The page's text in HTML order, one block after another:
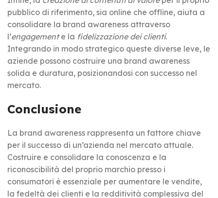
pubblico di riferimento, sia online che offline, aiuta a
consolidare la brand awareness attraverso
l’engagemente la fidelizzazione dei clienti.
Integrando in modo strategico queste diverse leve, le
aziende possono costruire una brand awareness
solida e duratura, posizionandosi con successo nel
mercato.
Conclusione
La brand awareness rappresenta un fattore chiave
per il successo di un’azienda nel mercato attuale.
Costruire e consolidare la conoscenza e la
riconoscibilità del proprio marchio presso i
consumatori è essenziale per aumentare le vendite,
la fedeltà dei clienti e la redditività complessiva del